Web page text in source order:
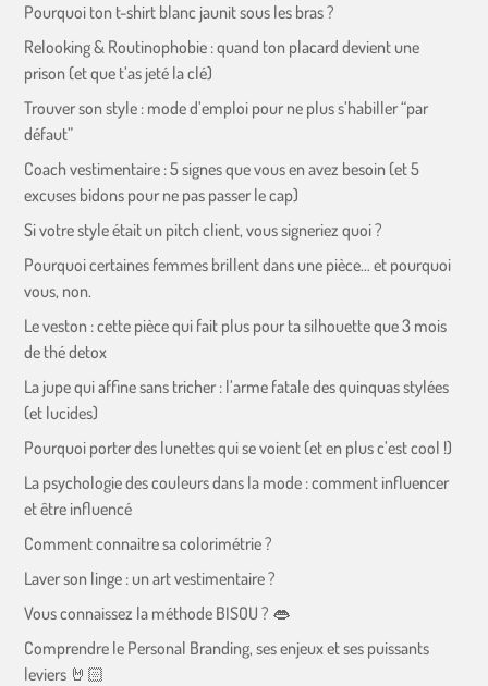
Pourquoi ton t-shirt blanc jaunit sous les bras ?
Relooking & Routinophobie : quand ton placard devient une
prison (et que t’as jeté la clé)
Trouver son style : mode d’emploi pour ne plus s’habiller “par
défaut”
Coach vestimentaire : 5 signes que vous en avez besoin (et 5
excuses bidons pour ne pas passer le cap)
Si votre style était un pitch client, vous signeriez quoi ?
Pourquoi certaines femmes brillent dans une pièce… et pourquoi
vous, non.
Le veston : cette pièce qui fait plus pour ta silhouette que 3 mois
de thé detox
La jupe qui affine sans tricher : l’arme fatale des quinquas stylées
(et lucides)
Pourquoi porter des lunettes qui se voient (et en plus c’est cool !)
La psychologie des couleurs dans la mode : comment influencer
et être influencé
Comment connaitre sa colorimétrie ?
Laver son linge : un art vestimentaire ?
Vous connaissez la méthode BISOU ? 👄
Comprendre le Personal Branding, ses enjeux et ses puissants
leviers 🤘🏻